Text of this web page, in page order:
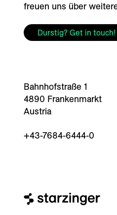
freuen uns über
Durstig? Get in touch!
Bahnhofstraße 1
4890 Frankenmarkt
Austria
+43-7684-6444-0